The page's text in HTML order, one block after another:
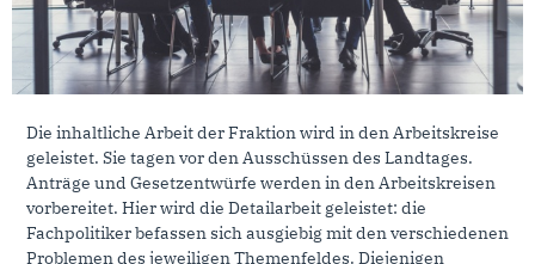
Die inhaltliche Arbeit der Fraktion wird in den Arbeitskreise
geleistet. Sie tagen vor den Ausschüssen des Landtages.
Anträge und Gesetzentwürfe werden in den Arbeitskreisen
vorbereitet. Hier wird die Detailarbeit geleistet: die
Fachpolitiker befassen sich ausgiebig mit den verschiedenen
Problemen des jeweiligen Themenfeldes. Diejenigen